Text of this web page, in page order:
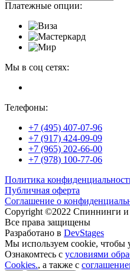
Платежные опции:
Мы в соц сетях:
Телефоны:
+7 (495) 407-07-96
+7 (917) 424-09-09
+7 (965) 202-66-00
+7 (978) 100-77-06
Политика
Публичная оферта
Соглашение о
Copyright ©2022 Спиннинги и
Все права защищены
Разработано в DevStages
Мы используем cookie, чтобы
Ознакомтесь с условиями
Cookies., а также с